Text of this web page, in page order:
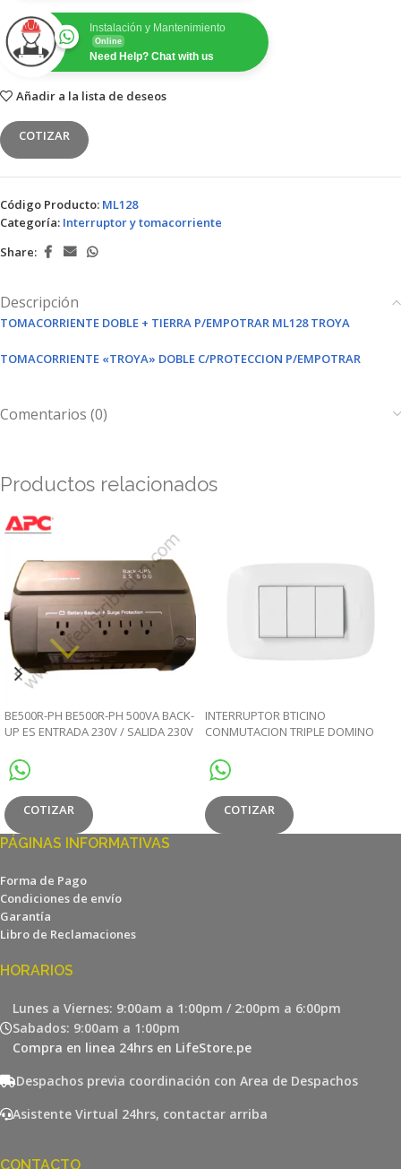
Instalación y Mantenimiento
Online
Need Help? Chat with us
Añadir a la lista de deseos
COTIZAR
Código Producto: ML128
Categoría: Interruptor y tomacorriente
Share:
Descripción
TOMACORRIENTE DOBLE + TIERRA P/EMPOTRAR ML128 TROYA
TOMACORRIENTE «TROYA» DOBLE C/PROTECCION P/EMPOTRAR
Comentarios (0)
Productos relacionados
BE500R-PH BE500R-PH 500VA BACK-
UP ES ENTRADA 230V / SALIDA 230V
COTIZAR
INTERRUPTOR BTICINO
CONMUTACION TRIPLE DOMINO
COTIZAR
PÁGINAS INFORMATIVAS
Forma de Pago
Condiciones de envío
Garantía
Libro de Reclamaciones
HORARIOS
Lunes a Viernes: 9:00am a 1:00pm / 2:00pm a 6:00pm
Sabados: 9:00am a 1:00pm
Compra en linea 24hrs en LifeStore.pe
Despachos previa coordinación con Area de Despachos
Asistente Virtual 24hrs, contactar arriba
CONTACTO